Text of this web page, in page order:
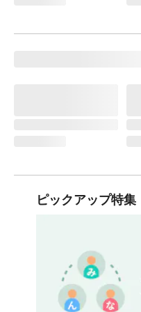
ピックアップ特集